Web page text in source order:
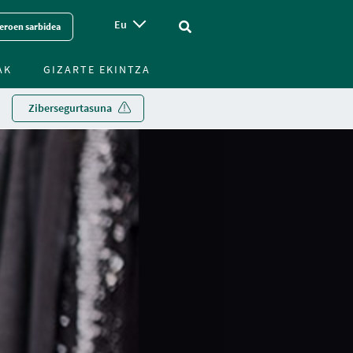
sarbidea Eu Vinculo - Buscar en la web
Zibersegurtasuna
GIZARTE EKINTZA